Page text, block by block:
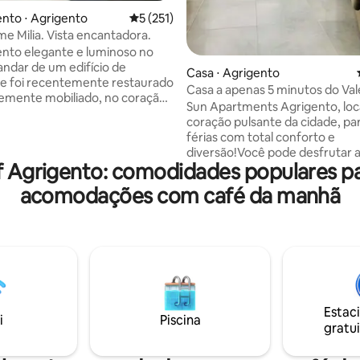
⋅ Agrigento 5 de uma avaliação média de 5, 251
5 (251)
Milia. Vista encantadora.
elegante e luminoso no
de um edifício de
foi recentemente restaurado
mobiliado, no coração
persianas elétricas...
- espaçosa sala de estar com
para o mar com vista para o
Casa ⋅ Agrigento
Casa a apenas 5 minutos do
Templos
Sun Apartments Agrigento,
coração pulsante da cidade,
férias com total conforto e
diversão!Você pode desfrutar
Bares, Restaurantes, Compras,
Museus,Teatros, Igrejas e as
ruas características do centro
fora da casa,a fascinante Via
oferecerá tudo o que famílias e
estão procurando
comodidades populares
acomodações com café da manhã
Piscina